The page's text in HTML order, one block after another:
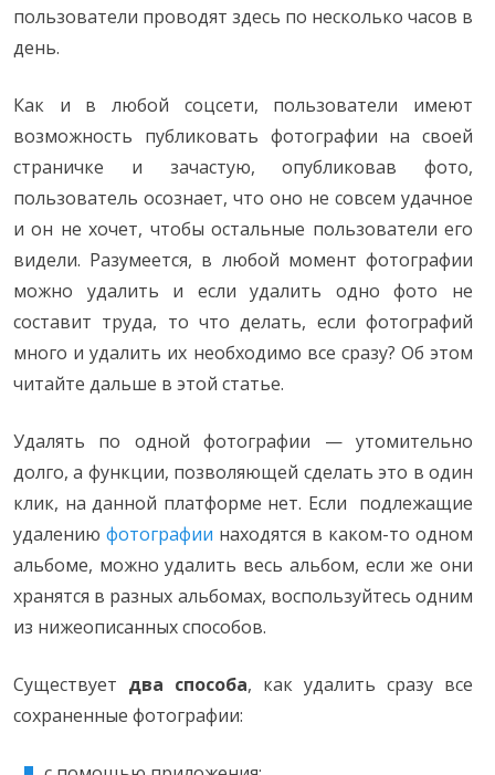
пользователи проводят здесь по несколько часов в
день.
Как и в любой соцсети, пользователи имеют
возможность публиковать фотографии на своей
страничке и зачастую, опубликовав фото,
пользователь осознает, что оно не совсем удачное
и он не хочет, чтобы остальные пользователи его
видели. Разумеется, в любой момент фотографии
можно удалить и если удалить одно фото не
составит труда, то что делать, если фотографий
много и удалить их необходимо все сразу? Об этом
читайте дальше в этой статье.
Удалять по одной фотографии — утомительно
долго, а функции, позволяющей сделать это в один
клик, на данной платформе нет. Если подлежащие
удалению фотографии находятся в каком-то одном
альбоме, можно удалить весь альбом, если же они
хранятся в разных альбомах, воспользуйтесь одним
из нижеописанных способов.
Существует два способа, как удалить сразу все
сохраненные фотографии: